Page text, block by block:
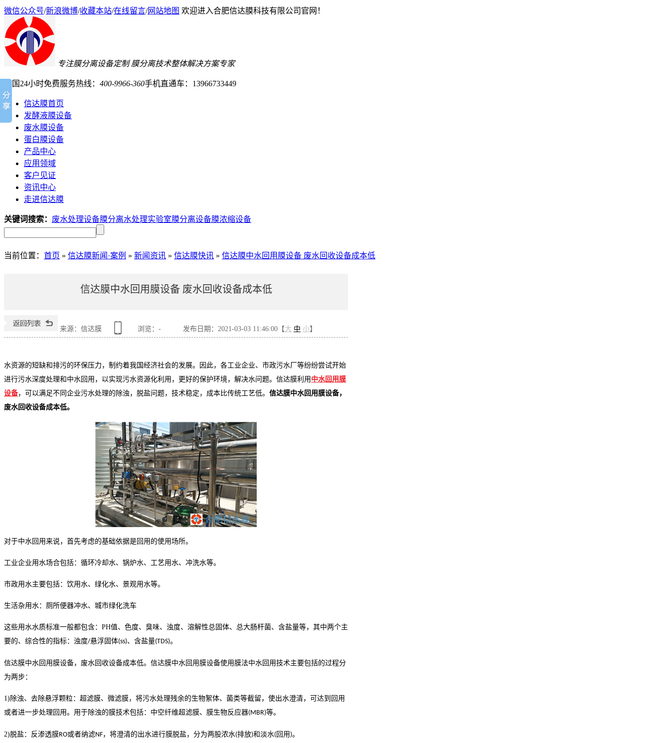
微信公众号/新浪微博/收藏本站/在线留言/网站地图 欢迎进入合肥信达膜科技有限公司官网！
专注膜分离设备定制 膜分离技术整体解决方案专家
全国24小时免费服务热线： 400-9966-360手机直通车：13966733449
信达膜首页
发酵液膜设备
废水膜设备
蛋白膜设备
产品中心
应用领域
客户见证
资讯中心
走进信达膜
关键词搜索： 废水处理设备膜分离水处理实验室膜分离设备膜浓缩设备
当前位置 ： 首页 » 信达膜新闻·案例 » 新闻资讯 » 信达膜快讯 » 信达膜中水回用膜设备 废水回收设备成本低
信达膜中水回用膜设备 废水回收设备成本低
来源：信达膜 浏览： - 发布日期：2021-03-03 11:46:00【大 中 小】
水资源的短缺和排污的环保压力，制约着我国经济社会的发展。因此，各工业企业、市政污水厂等纷纷尝试开始
进行污水深度处理和中水回用，以实现污水资源化利用，更好的保护环境，解决水问题。信达膜利用 中水回用膜
设备，可以满足不同企业污水处理的除浊，脱盐问题，技术稳定，成本比传统工艺低。 信达膜中水回用膜设备，
废水回收设备成本低。
对于中水回用来说，首先考虑的基础依据是回用的使用场所。
工业企业用水场合包括：循环冷却水、锅炉水、工艺用水、冲洗水等。
市政用水主要包括：饮用水、绿化水、景观用水等。
生活杂用水：厕所便器冲水、城市绿化洗车
这些用水水质标准一般都包含： PH值、色度、臭味、浊度、溶解性总固体、总大肠杆菌、含盐量等，其中两个主
要的、综合性的指标：浊度/悬浮固体(ss)、含盐量(TDS)。
信达膜中水回用膜设备，废水回收设备成本低。 信达膜中水回用膜设备使用膜法中水回用技术主要包括的过程分
为两步：
1) 除浊、去除悬浮颗粒：超滤膜、微滤膜，将污水处理残余的生物絮体、菌类等截留，使出水澄清，可达到回用
或者进一步处理回用。用于除浊的膜技术包括：中空纤维超滤膜、膜生物反应器(MBR)等。
2)脱盐：反渗透膜RO或者纳滤NF，将澄清的出水进行膜脱盐，分为两股浓水(排放)和淡水( 回用 )。